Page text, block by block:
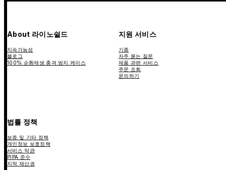
About 라이노쉴드
지속가능성
블로그
100% 순환재생 충격 방지 케이스
지원 서비스
기종
자주 묻는 질문
제품 관련 서비스
주문 조회
문의하기
법률 정책
보증 및 기타 정책
개인정보 보호정책
서비스 약관
PIPA 준수
지적 재산권